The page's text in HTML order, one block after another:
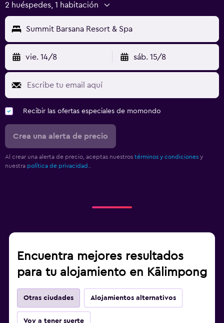
2 huéspedes, 1 habitación
Summit Barsana Resort & Spa
vie. 14/8 sáb. 15/8
Recibir las ofertas especiales de momondo
Crea una alerta de precio
Al crear una alerta de precio, aceptas nuestros términos y condiciones y
nuestra política de privacidad.
Encuentra mejores resultados
para tu alojamiento en Kālimpong
Otras ciudades Alojamientos alternativos
Voy a tener suerte